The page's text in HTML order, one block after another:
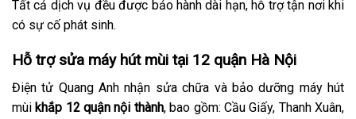
Tất cả dịch vụ đều được bảo hành dài hạn, hỗ trợ tận nơi khi
có sự cố phát sinh.
Hỗ trợ sửa máy hút mùi tại 12 quận Hà Nội
Điện tử Quang Anh nhận sửa chữa và bảo dưỡng máy hút
mùikhắp 12 quận nội thành, bao gồm: Cầu Giấy, Thanh Xuân,